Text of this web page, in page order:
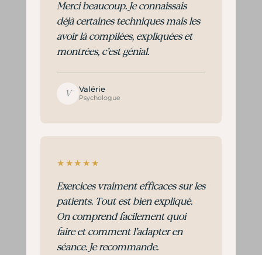
Merci beaucoup. Je connaissais
déjà certaines techniques mais les
avoir là compilées, expliquées et
montrées, c’est génial.
V Valérie
Psychologue
★★★★★
Exercices vraiment efficaces sur les
patients. Tout est bien expliqué.
On comprend facilement quoi
faire et comment l’adapter en
séance. Je recommande.